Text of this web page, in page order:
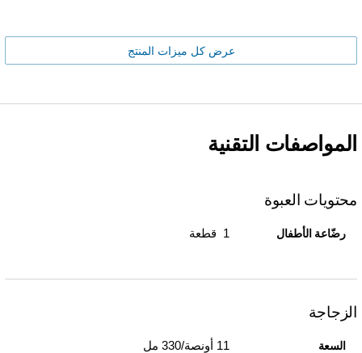
عرض كل ميزات المنتج
المواصفات التقنية
محتويات العبوة
رضّاعة الأطفال 1 قطعة
الزجاجة
السعة 11 أونصة/330 مل